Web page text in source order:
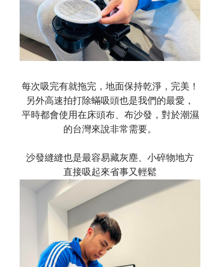
每次吸完有就拖完，地面保持乾淨，完美！
另外高速拍打除蟎吸頭也是我們的最愛，
平時都會使用在床頭布、布沙發，對於潮濕
的台灣來說非常需要。
沙發縫縫也是最容易藏灰塵、小碎物地方
直接吸起來省事又輕鬆